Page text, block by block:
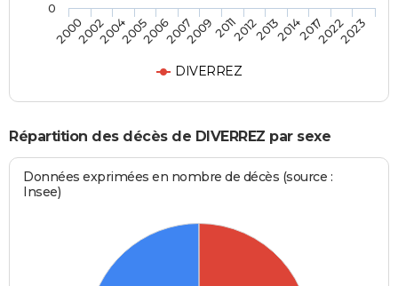
DIVERREZ
20002002200420052006200720092011201220132014201720222023
0
Répartition des décès de DIVERREZ par sexe
Données exprimées en nombre de décès (source :
Insee)